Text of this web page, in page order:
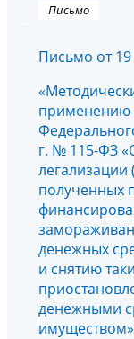
Письмо
Письмо от
применению
г. № 115-ФЗ
полученных
денежных
и снятию
денежными
имуществом»